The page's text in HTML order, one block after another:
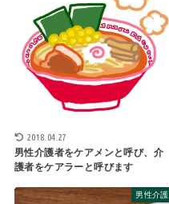
2018.04.27
男性介護者をケアメンと呼び、介
護者をケアラーと呼びます
男性介護